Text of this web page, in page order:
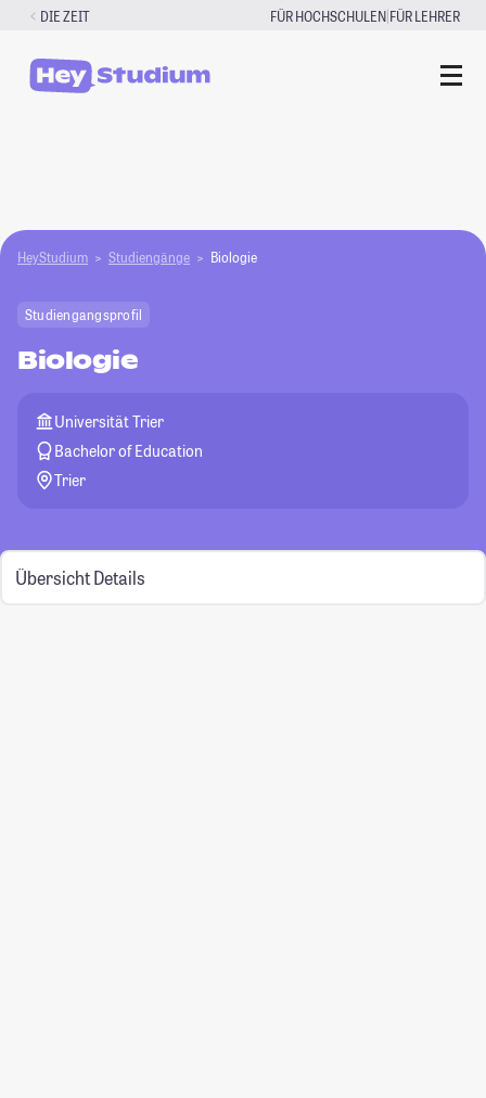
Zum
springen
DIE ZEIT FÜR HOCHSCHULEN|FÜR LEHRER
HeyStudium Studiengänge Biologie
Studiengangsprofil
Biologie
Universität Trier
Bachelor of Education
Trier
Übersicht Details